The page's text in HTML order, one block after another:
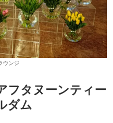
ウンジ
フタヌーンティー
ダム